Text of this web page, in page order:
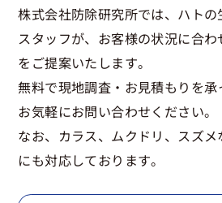
株式会社防除研究所では、ハト
スタッフが、お客様の状況に合
をご提案いたします。
無料で現地調査・お見積もりを承
お気軽にお問い合わせください。
なお、カラス、ムクドリ、スズ
にも対応しております。